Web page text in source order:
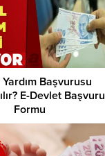
Başvurusu
E-Devlet Başvuru
Formu